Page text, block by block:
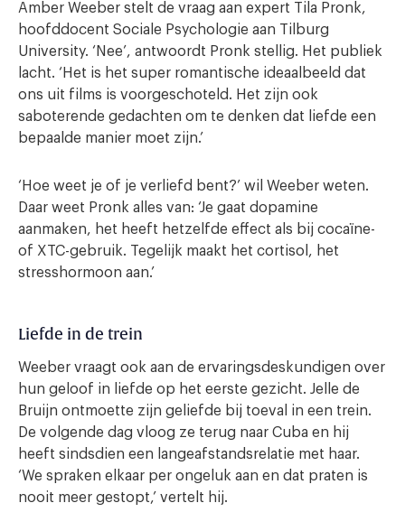
Amber Weeber stelt de vraag aan expert Tila Pronk,
hoofddocent Sociale Psychologie aan Tilburg
University. ‘Nee’, antwoordt Pronk stellig. Het publiek
lacht. ‘Het is het super romantische ideaalbeeld dat
ons uit films is voorgeschoteld. Het zijn ook
saboterende gedachten om te denken dat liefde een
bepaalde manier moet zijn.’
‘Hoe weet je of je verliefd bent?’ wil Weeber weten.
Daar weet Pronk alles van: ‘Je gaat dopamine
aanmaken, het heeft hetzelfde effect als bij cocaïne-
of XTC-gebruik. Tegelijk maakt het cortisol, het
stresshormoon aan.’
Liefde in de trein
Weeber vraagt ook aan de ervaringsdeskundigen over
hun geloof in liefde op het eerste gezicht. Jelle de
Bruijn ontmoette zijn geliefde bij toeval in een trein.
De volgende dag vloog ze terug naar Cuba en hij
heeft sindsdien een langeafstandsrelatie met haar.
‘We spraken elkaar per ongeluk aan en dat praten is
nooit meer gestopt,’ vertelt hij.